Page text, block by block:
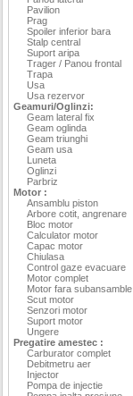
Pavilion
Prag
Spoiler inferior bara
Stalp central
Suport aripa
Trager / Panou frontal
Trapa
Usa
Usa rezervor
Geamuri/Oglinzi:
Geam lateral fix
Geam oglinda
Geam triunghi
Geam usa
Luneta
Oglinzi
Parbriz
Motor :
Ansamblu piston
Arbore cotit, angrenare
Bloc motor
Calculator motor
Capac motor
Chiulasa
Control gaze evacuare
Motor complet
Motor fara subansamble
Scut motor
Senzori motor
Suport motor
Ungere
Pregatire amestec :
Carburator complet
Debitmetru aer
Injector
Pompa de injectie